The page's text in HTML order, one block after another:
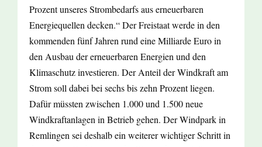
Prozent unseres Strombedarfs aus erneuerbaren
Energiequellen decken.“ Der Freistaat werde in den
kommenden fünf Jahren rund eine Milliarde Euro in
den Ausbau der erneuerbaren Energien und den
Klimaschutz investieren. Der Anteil der Windkraft am
Strom soll dabei bei sechs bis zehn Prozent liegen.
Dafür müssten zwischen 1.000 und 1.500 neue
Windkraftanlagen in Betrieb gehen. Der Windpark in
Remlingen sei deshalb ein weiterer wichtiger Schritt in